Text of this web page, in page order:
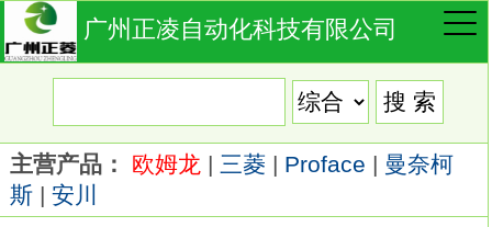
广州正凌自动化科技有限公司
主营产品： 欧姆龙 | 三菱 | Proface | 曼奈柯
斯 | 安川